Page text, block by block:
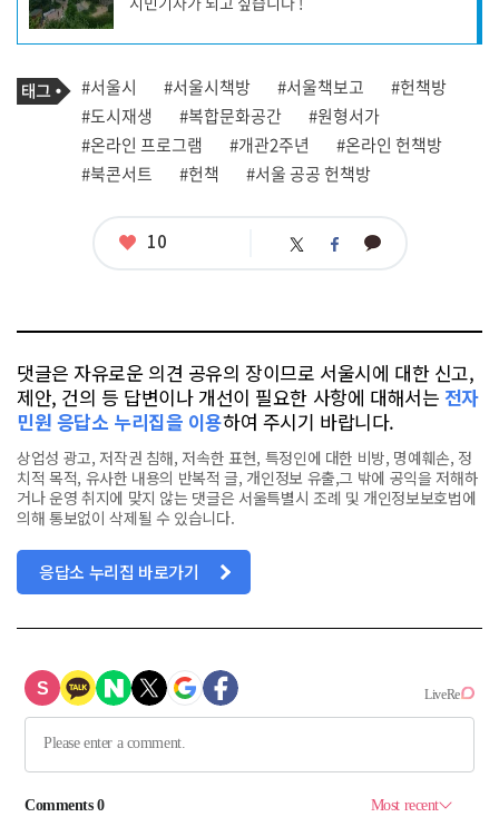
성
자
프
필 기
사
관
련
태
그
태
그
#서울시 #서울시책방 #서울책보고
#헌책방
#도시재생
#복합문화공간
#원형서가
#온라인 프로그램
#개관2주년
#온라인 헌책방
#북콘서트
#헌책 #서울 공공 헌책방
좋
10 트 페 카
댓글은 자유로운 의견 공유의 장이므로 서울시에 대한 신고,
제안, 건의 등 답변이나 개선이 필요한 사항에 대해서는 전자
민원 응답소 누리집을 이용하여 주시기 바랍니다.
상업성 광고, 저작권 침해, 저속한 표현, 특정인에 대한 비방, 명예훼손, 정
치적 목적, 유사한 내용의 반복적 글, 개인정보 유출,그 밖에 공익을 저해하
거나 운영 취지에 맞지 않는 댓글은 서울특별시 조례 및 개인정보보호법에
의해 통보없이 삭제될 수 있습니다.
응답소 누리집 바로가기